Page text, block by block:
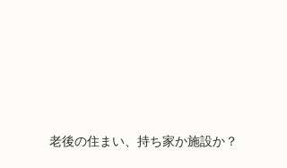
老後の住まい、持ち家か施設か？